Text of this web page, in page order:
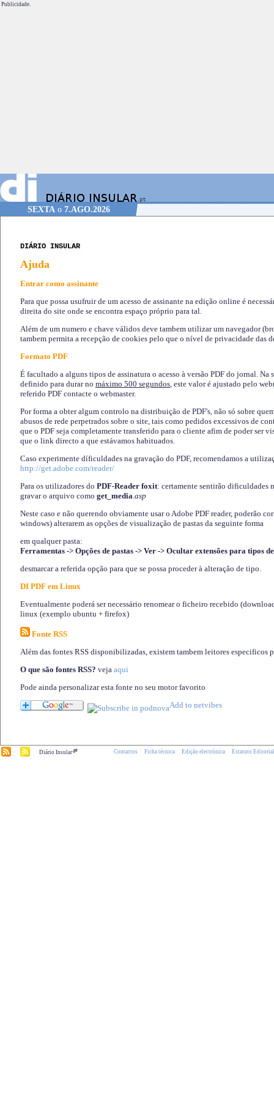
Publicidade.
SEXTA o 7.AGO.2026
DIÁRIO INSULAR
Ajuda
Entrar como assinante
Para que possa usufruir de um acesso de assinante na edição online é
direita do site onde se encontra espaço próprio para tal.
Além de um numero e chave válidos deve tambem utilizar um navegador
tambem permita a recepção de cookies pelo que o nível de privacidade das
Formato PDF
É facultado a alguns tipos de assinatura o acesso à versão PDF do jornal. Na
definido para durar no máximo 500 segundos, este valor é ajustado pelo
referido PDF contacte o webmaster.
Por forma a obter algum controlo na distribuição de PDF's, não só sobre
abusos de rede perpetrados sobre o site, tais como pedidos excessivos de
que o PDF seja completamente transferido para o cliente afim de poder ser
que o link directo a que estávamos habituados.
Caso experimente díficuldades na gravação do PDF, recomendamos a
http://get.adobe.com/reader/
Para os utilizadores do PDF-Reader foxit: certamente sentirão dificuldades
gravar o arquivo como get_media.asp
Neste caso e não querendo obviamente usar o Adobe PDF reader, poderão
windows) alterarem as opções de visualização de pastas da seguinte forma
em qualquer pasta:
Ferramentas -> Opções de pastas -> Ver -> Ocultar extensões para tipos
desmarcar a referida opção para que se possa proceder à alteração de tipo.
DI PDF em Linux
Eventualmente poderá ser necessário renomear o ficheiro recebido
linux (exemplo ubuntu + firefox)
Fonte RSS
Além das fontes RSS disponibilizadas, existem tambem leitores especificos
O que são fontes RSS? veja aqui
Pode ainda personalizar esta fonte no seu motor favorito
Diário Insular.pt Contactos Ficha técnica Edição electrónica Estatuto Editorial